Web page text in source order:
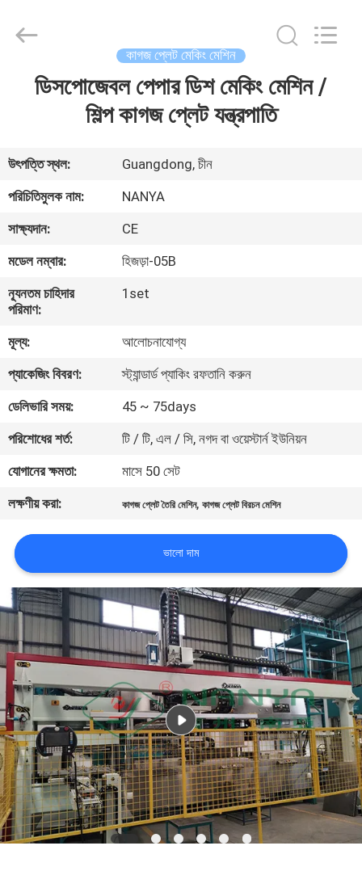
ভিডিও
VR
প্রদর্শন
আমাদের
সম্পর্কে
কারখানা
ভ্রমণ
মান
নিয়ন্ত্রণ
যোগাযোগ
করুন
খবর
সাইট
ম্যাপ
PRIVACY
POLICY
Equipment
Reserved.
কাগজ প্লেট মেকিং মেশিন
ডিসপোজেবল পেপার ডিশ মেকিং মেশিন /
শিল্প কাগজ প্লেট যন্ত্রপাতি
উৎপত্তি স্থল:
Guangdong, চীন
পরিচিতিমুলক নাম:
NANYA
সাক্ষ্যদান:
CE
মডেল নম্বার:
হিজড়া-05B
ন্যূনতম চাহিদার
পরিমাণ:
1set
মূল্য:
আলোচনাযোগ্য
প্যাকেজিং বিবরণ:
স্ট্যান্ডার্ড প্যাকিং রফতানি করুন
ডেলিভারি সময়:
45 ~ 75days
পরিশোধের শর্ত:
টি / টি, এল / সি, নগদ বা ওয়েস্টার্ন ইউনিয়ন
যোগানের ক্ষমতা:
মাসে 50 সেট
লক্ষণীয় করা:
কাগজ প্লেট তৈরি মেশিন,কাগজ প্লেট বিরচন মেশিন
ভালো দাম